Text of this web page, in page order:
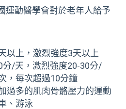
運動醫學會對於老年人給予
以上，激烈強度3天以上
分/天，激烈強度20-30分/
，每次超過10分鐘
過多的肌肉骨骼壓力的運動
、游泳